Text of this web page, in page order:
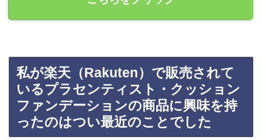
私が楽天（Rakuten）で販売されて
いるプラセンティスト・クッション
ファンデーションの商品に興味を持
ったのはつい最近のことでした